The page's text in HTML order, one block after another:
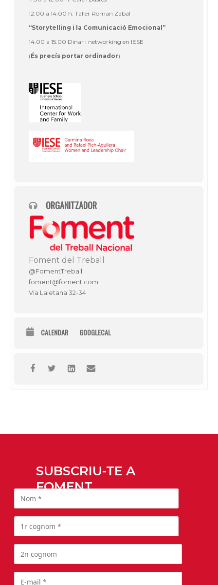
12.00 a 14.00 h. Taller Roman Zabal
“Storytelling i la Comunicació Emocional”
14.00 a 15.00 Dinar i networking en IESE
(És precís portar ordinador)
ORGANITZADOR
Foment del Treball
@FomentTreball
foment@foment.com
Via Laietana 32-34
CALENDAR GOOGLECAL
SUBSCRIU-TE A
FOMENT